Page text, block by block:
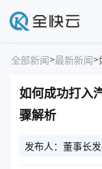
全部新闻>最新新闻>
如何成功打入
骤解析
发布人：董事长